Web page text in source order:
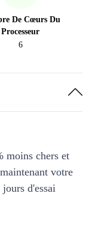
De Cœurs Du
Processeur
6
moins chers et
votre
d'essai